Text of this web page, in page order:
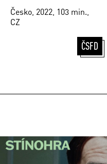
Česko, 2022, 103 min.,
CZ
ČSFD